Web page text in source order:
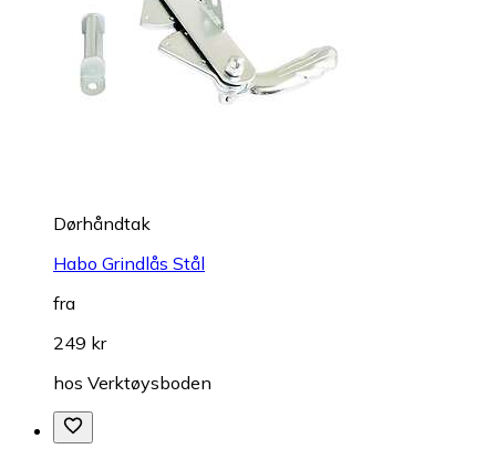
Dørhåndtak
Habo Grindlås Stål
fra
249 kr
hos Verktøysboden